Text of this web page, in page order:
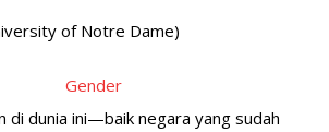
of Notre Dame)
di dunia ini—baik negara yang sudah